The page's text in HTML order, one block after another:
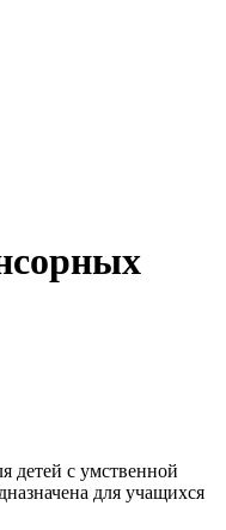
детей с умственной
для учащихся